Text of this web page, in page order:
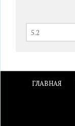
ГЛАВНАЯ